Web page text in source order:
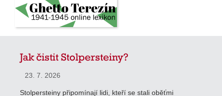
Jak čistit Stolpersteiny?
23. 7. 2026
Stolpersteiny připomínají lidi, kteří se stali oběťmi